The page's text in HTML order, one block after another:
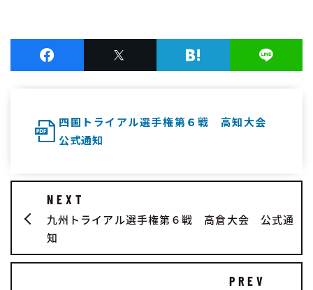
四国トライアル選手権第６戦 高知大会
公式通知
NEXT
九州トライアル選手権第６戦 高倉大会 公式通
知
PREV